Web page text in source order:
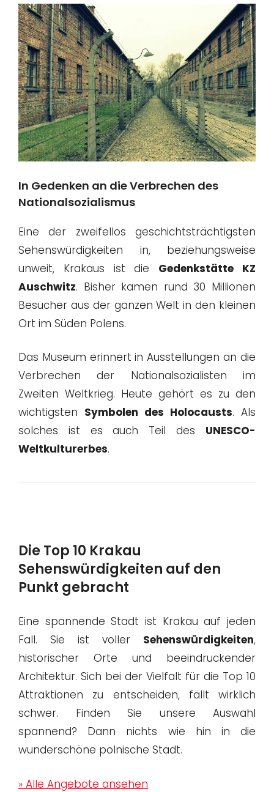
In Gedenken an die Verbrechen des
Nationalsozialismus
Eine der zweifellos geschichtsträchtigsten
Sehenswürdigkeiten in, beziehungsweise
unweit, Krakaus ist die Gedenkstätte KZ
Auschwitz. Bisher kamen rund 30 Millionen
Besucher aus der ganzen Welt in den kleinen
Ort im Süden Polens.
Das Museum erinnert in Ausstellungen an die
Verbrechen der Nationalsozialisten im
Zweiten Weltkrieg. Heute gehört es zu den
wichtigsten Symbolen des Holocausts. Als
solches ist es auch Teil des UNESCO-
Weltkulturerbes.
Die Top 10 Krakau
Sehenswürdigkeiten auf den
Punkt gebracht
Eine spannende Stadt ist Krakau auf jeden
Fall. Sie ist voller Sehenswürdigkeiten,
historischer Orte und beeindruckender
Architektur. Sich bei der Vielfalt für die Top 10
Attraktionen zu entscheiden, fällt wirklich
schwer. Finden Sie unsere Auswahl
spannend? Dann nichts wie hin in die
wunderschöne polnische Stadt.
» Alle Angebote ansehen